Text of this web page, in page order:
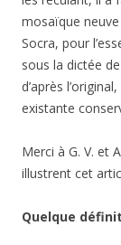
Quelque
Si vous avez la
centre national
voici quelques
référence…
Restauration : «
artistique, d’un